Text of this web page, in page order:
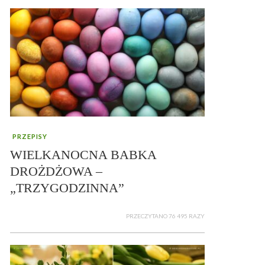
PRZEPISY
WIELKANOCNA BABKA
DROŻDŻOWA –
„TRZYGODZINNA”
PRZECZYTANO 76 495 RAZY